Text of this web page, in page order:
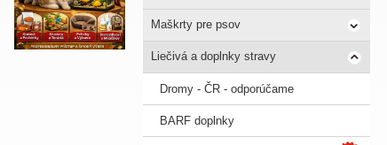
Maškrty pre psov
Liečivá a doplnky stravy
Dromy - ČR - odporúčame
BARF doplnky